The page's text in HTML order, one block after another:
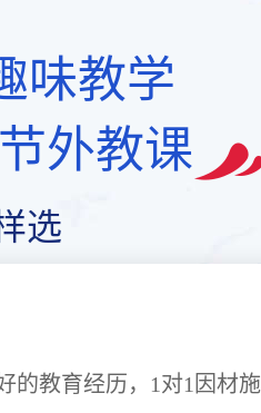
味教学
外教课
选
的教育经历，1对1因